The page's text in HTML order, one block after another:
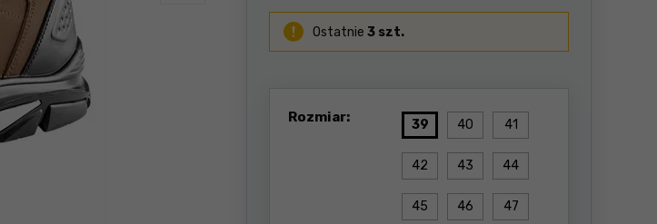
Ostatnie 3 szt.
Rozmiar: 39 40 41
42 43 44
45 46 47